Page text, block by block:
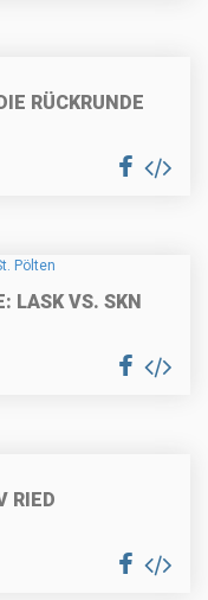
RÜCKRUNDE
LASK VS. SKN
RIED